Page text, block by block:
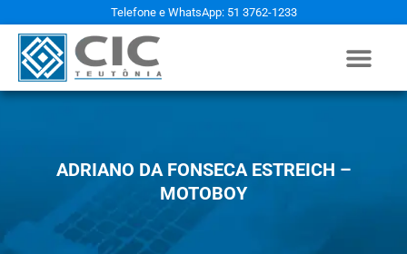
Telefone e WhatsApp: 51 3762-1233
ADRIANO DA FONSECA ESTREICH –
MOTOBOY